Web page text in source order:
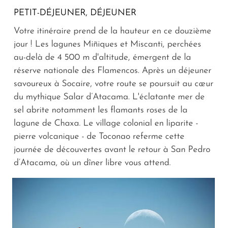
PETIT-DÉJEUNER, DÉJEUNER
Votre itinéraire prend de la hauteur en ce douzième
jour ! Les lagunes Miñiques et Miscanti, perchées
au-delà de 4 500 m d'altitude, émergent de la
réserve nationale des Flamencos. Après un déjeuner
savoureux à Socaire, votre route se poursuit au cœur
du mythique Salar d’Atacama. L'éclatante mer de
sel abrite notamment les flamants roses de la
lagune de Chaxa. Le village colonial en liparite -
pierre volcanique - de Toconao referme cette
journée de découvertes avant le retour à San Pedro
d’Atacama, où un dîner libre vous attend.